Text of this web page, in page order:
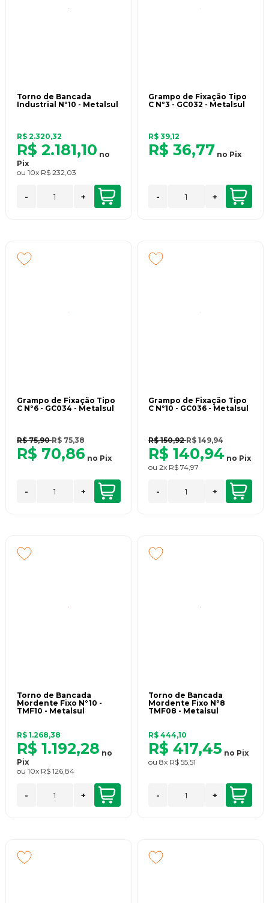
Torno de Bancada
Industrial Nº10 - Metalsul
R$ 2.320,32
R$ 2.181,10 no
Pix
ou 10x R$ 232,03
- +
Grampo de Fixação Tipo
C Nº3 - GC032 - Metalsul
R$ 39,12
R$ 36,77 no Pix
- +
Grampo de Fixação Tipo
C Nº6 - GC034 - Metalsul
R$ 75,90R$ 75,38
R$ 70,86 no Pix
- +
Grampo de Fixação Tipo
C Nº10 - GC036 - Metalsul
R$ 150,92R$ 149,94
R$ 140,94 no Pix
ou 2x R$ 74,97
- +
Torno de Bancada
Mordente Fixo N°10 -
TMF10 - Metalsul
R$ 1.268,38
R$ 1.192,28 no
Pix
ou 10x R$ 126,84
- +
Torno de Bancada
Mordente Fixo Nº8
TMF08 - Metalsul
R$ 444,10
R$ 417,45 no Pix
ou 8x R$ 55,51
- +